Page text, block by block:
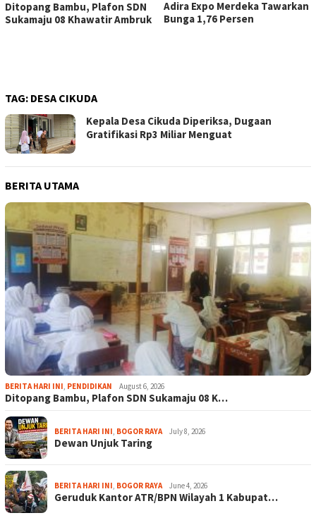
Ditopang Bambu, Plafon SDN
Sukamaju 08 Khawatir Ambruk
Adira Expo Merdeka Tawarkan
Bunga 1,76 Persen
TAG: DESA CIKUDA
Kepala Desa Cikuda Diperiksa, Dugaan
Gratifikasi Rp3 Miliar Menguat
BERITA UTAMA
BERITA HARI INI, PENDIDIKAN August 6, 2026
Ditopang Bambu, Plafon SDN Sukamaju 08 K…
BERITA HARI INI, BOGOR RAYA July 8, 2026
Dewan Unjuk Taring
BERITA HARI INI, BOGOR RAYA June 4, 2026
Geruduk Kantor ATR/BPN Wilayah 1 Kabupat…